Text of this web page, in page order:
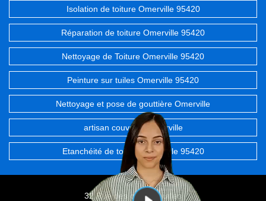
Isolation de toiture Omerville 95420
Réparation de toiture Omerville 95420
Nettoyage de Toiture Omerville 95420
Peinture sur tuiles Omerville 95420
Nettoyage et pose de gouttière Omerville
artisan couvreur Omerville
Etanchéité de toiture Omerville 95420
32 Rue des chevrefeuilles